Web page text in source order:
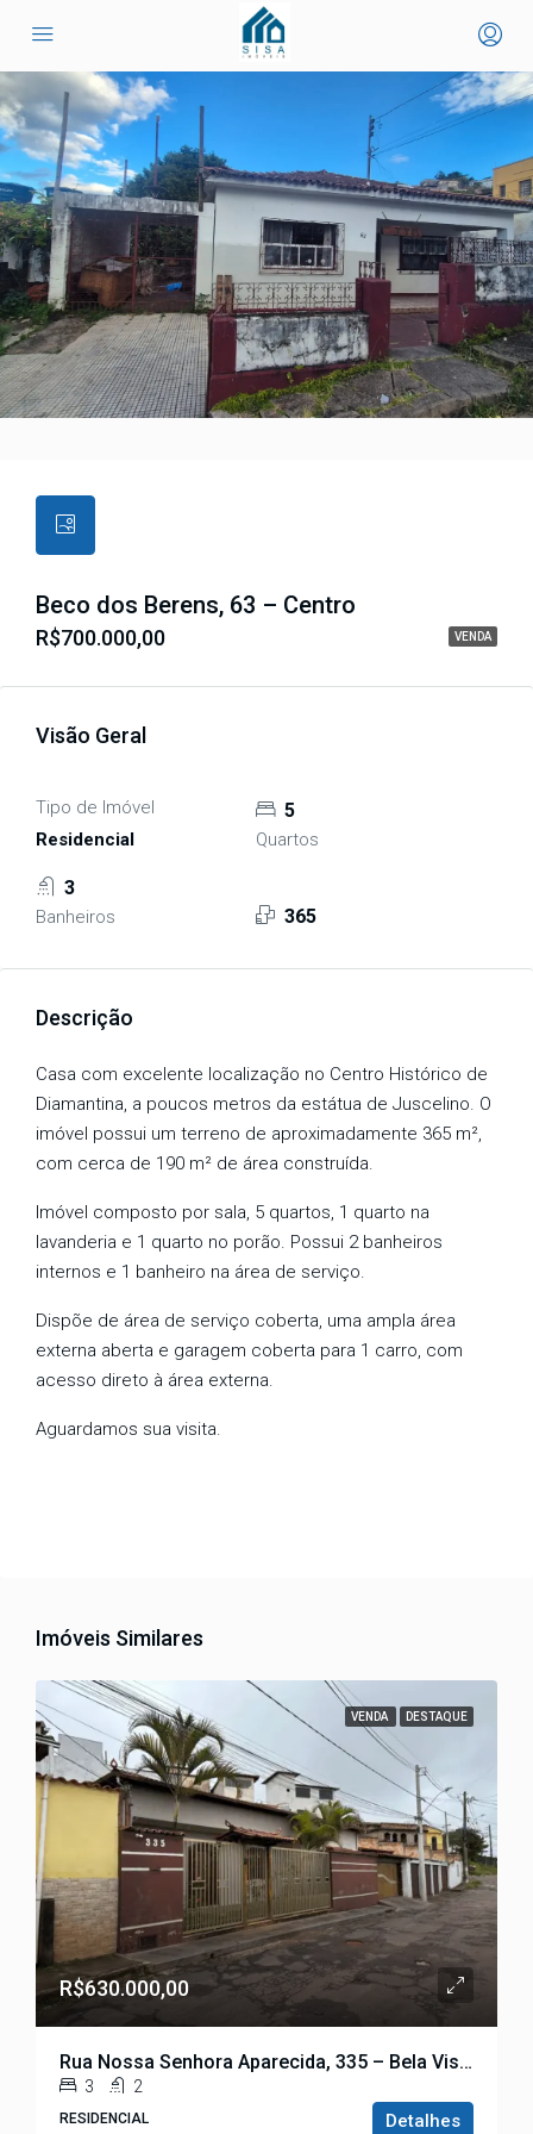
Beco dos Berens, 63 – Centro
R$700.000,00 VENDA
Visão Geral
Tipo de Imóvel
Residencial
5
Quartos
3
Banheiros 365
Descrição
Casa com excelente localização no Centro Histórico de
Diamantina, a poucos metros da estátua de Juscelino. O
imóvel possui um terreno de aproximadamente 365 m²,
com cerca de 190 m² de área construída.
Imóvel composto por sala, 5 quartos, 1 quarto na
lavanderia e 1 quarto no porão. Possui 2 banheiros
internos e 1 banheiro na área de serviço.
Dispõe de área de serviço coberta, uma ampla área
externa aberta e garagem coberta para 1 carro, com
acesso direto à área externa.
Aguardamos sua visita.
Imóveis Similares
VENDA DESTAQUE
R$630.000,00
Rua Nossa Senhora Aparecida, 335 – Bela Vista
3 2
RESIDENCIAL Detalhes